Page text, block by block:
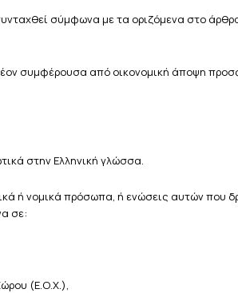
σύμφωνα με τα οριζόμενα στο
συμφέρουσα από οικονομική άποψη
στην Ελληνική γλώσσα.
ή νομικά πρόσωπα, ή ενώσεις αυτών που
σε:
(Ε.Ο.Χ.),